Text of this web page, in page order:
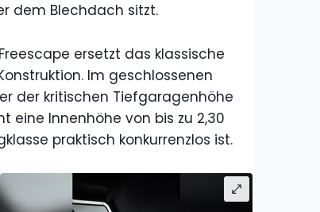
dem Blechdach sitzt.
ersetzt das klassische
Im geschlossenen
der kritischen Tiefgaragenhöhe
eine Innenhöhe von bis zu 2,30
praktisch konkurrenzlos ist.